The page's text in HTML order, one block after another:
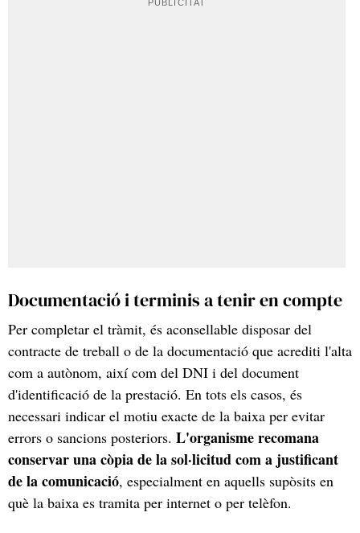
Documentació i terminis a tenir en compte
Per completar el tràmit, és aconsellable disposar del
contracte de treball o de la documentació que acrediti l'alta
com a autònom, així com del DNI i del document
d'identificació de la prestació. En tots els casos, és
necessari indicar el motiu exacte de la baixa per evitar
errors o sancions posteriors. L'organisme recomana
conservar una còpia de la sol·licitud com a justificant
de la comunicació, especialment en aquells supòsits en
què la baixa es tramita per internet o per telèfon.